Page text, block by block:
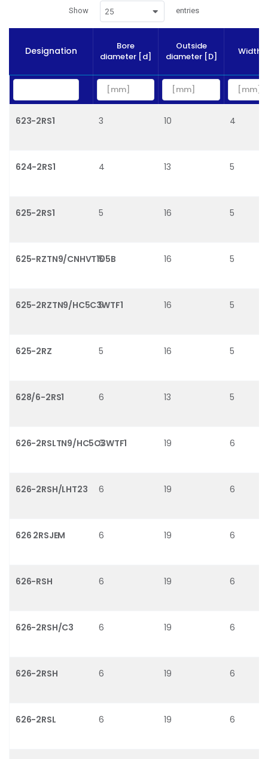
Show 25 entries
Designation
Bore
diameter [d]
Outside
diameter [D]
Width
623-2RS1 3 10 4
624-2RS1 4 13 5
625-2RS1 5 16 5
625-RZTN9/CNHVT105B
5 16 5
625-2RZTN9/HC5C3WTF1
5 16 5
625-2RZ 5 16 5
628/6-2RS1 6 13 5
626-2RSLTN9/HC5C3WTF1
6 19 6
626-2RSH/LHT23 6 19 6
626 2RSJEM 6 19 6
626-RSH 6 19 6
626-2RSH/C3 6 19 6
626-2RSH 6 19 6
626-2RSL 6 19 6